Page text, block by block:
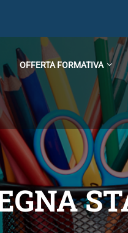
OFFERTA FORMATIVA